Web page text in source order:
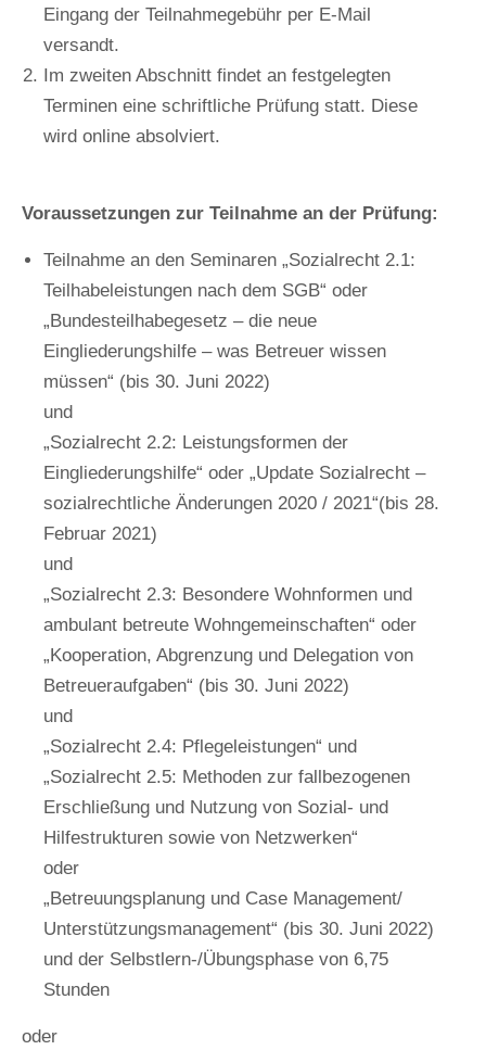
Eingang der Teilnahmegebühr per E-Mail
versandt.
Im zweiten Abschnitt findet an festgelegten
Terminen eine schriftliche Prüfung statt. Diese
wird online absolviert.
Voraussetzungen zur Teilnahme an der Prüfung:
Teilnahme an den Seminaren „Sozialrecht 2.1:
Teilhabeleistungen nach dem SGB“ oder
„Bundesteilhabegesetz – die neue
Eingliederungshilfe – was Betreuer wissen
müssen“ (bis 30. Juni 2022)
und
„Sozialrecht 2.2: Leistungsformen der
Eingliederungshilfe“ oder „Update Sozialrecht –
sozialrechtliche Änderungen 2020 / 2021“(bis 28.
Februar 2021)
und
„Sozialrecht 2.3: Besondere Wohnformen und
ambulant betreute Wohngemeinschaften“ oder
„Kooperation, Abgrenzung und Delegation von
Betreueraufgaben“ (bis 30. Juni 2022)
und
„Sozialrecht 2.4: Pflegeleistungen“ und
„Sozialrecht 2.5: Methoden zur fallbezogenen
Erschließung und Nutzung von Sozial- und
Hilfestrukturen sowie von Netzwerken“
oder
„Betreuungsplanung und Case Management/
Unterstützungsmanagement“ (bis 30. Juni 2022)
und der Selbstlern-/Übungsphase von 6,75
Stunden
oder